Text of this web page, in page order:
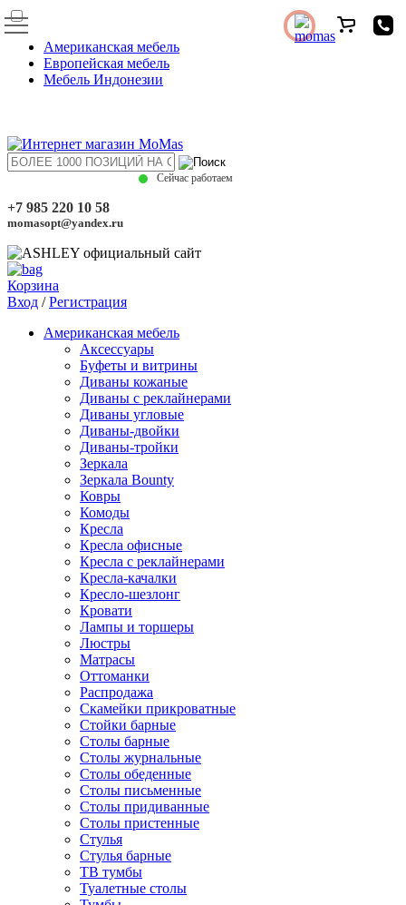
Американская мебель
Европейская мебель
Мебель Индонезии
Сейчас работаем
+7 985 220 10 58
momasopt@yandex.ru
Корзина
Вход /Регистрация
Американская мебель
Аксессуары
Буфеты и витрины
Диваны кожаные
Диваны с реклайнерами
Диваны угловые
Диваны-двойки
Диваны-тройки
Зеркала
Зеркала Bounty
Ковры
Комоды
Кресла
Кресла офисные
Кресла с реклайнерами
Кресла-качалки
Кресло-шезлонг
Кровати
Лампы и торшеры
Люстры
Матрасы
Оттоманки
Распродажа
Скамейки прикроватные
Стойки барные
Столы барные
Столы журнальные
Столы обеденные
Столы письменные
Столы придиванные
Столы пристенные
Стулья
Стулья барные
ТВ тумбы
Туалетные столы